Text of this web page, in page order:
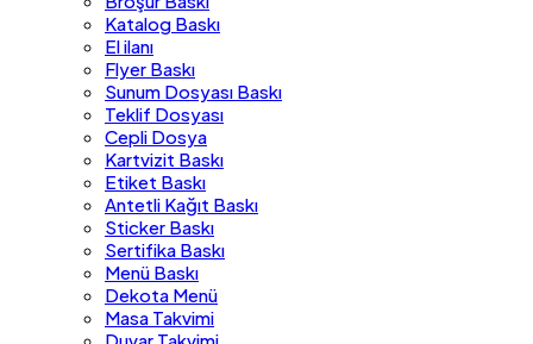
Katalog Baskı
El ilanı
Flyer Baskı
Sunum Dosyası Baskı
Teklif Dosyası
Cepli Dosya
Kartvizit Baskı
Etiket Baskı
Antetli Kağıt Baskı
Sticker Baskı
Sertifika Baskı
Menü Baskı
Dekota Menü
Masa Takvimi